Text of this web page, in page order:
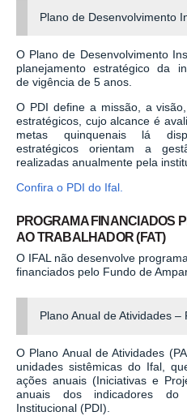
Plano de Desenvolvimento
O Plano de Desenvolvimento
planejamento estratégico da
de vigência de 5 anos.
O PDI define a missão, a
estratégicos, cujo alcance é
metas quinquenais lá
estratégicos orientam a
realizadas anualmente pela
Confira o PDI do Ifal.
PROGRAMA FINANCIADOS
AO TRABALHADOR (FAT)
O IFAL não desenvolve
financiados pelo Fundo de
Plano Anual de Atividades –
O Plano Anual de Atividades
unidades sistêmicas do Ifal,
ações anuais (Iniciativas e
anuais dos indicadores do
Institucional (PDI)